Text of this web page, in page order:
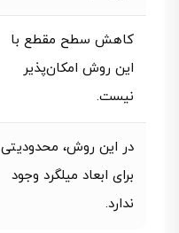
کاهش سطح مقطع با
این روش امکان‌پذیر
نیست.
در این روش، محدودیتی
برای ابعاد میلگرد وجود
ندارد.